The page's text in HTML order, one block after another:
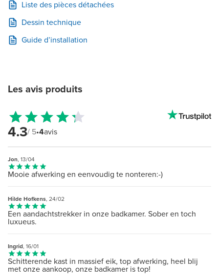
Liste des pièces détachées
Dessin technique
Guide d’installation
Les avis produits
4.3/ 5•4avis
Jon, 13/04
Mooie afwerking en eenvoudig te nonteren:-)
Hilde Hofkens, 24/02
Een aandachtstrekker in onze badkamer. Sober en toch
luxueus.
Ingrid, 16/01
Schitterende kast in massief eik, top afwerking, heel blij
met onze aankoop, onze badkamer is top!